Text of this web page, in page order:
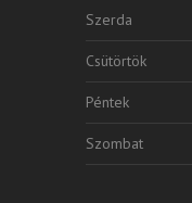
Szerda
Csütörtök
Péntek
Szombat